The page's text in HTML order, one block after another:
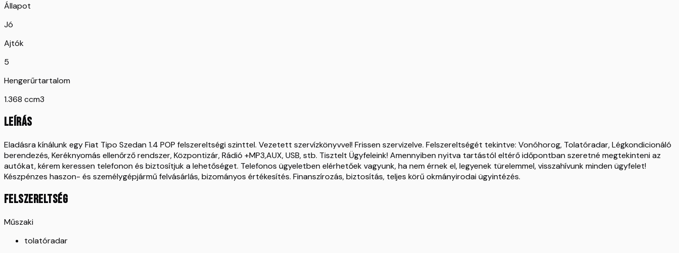
Állapot
Jó
Ajtók
5
Hengerűrtartalom
1.368 ccm3
LEÍRÁS
Eladásra kínálunk egy Fiat Tipo Szedan 1.4 POP felszereltségi szinttel. Vezetett szervízkönyvvel! Frissen szervizelve. Felszereltségét tekintve: Vonóhorog, Tolatóradar, Légkondicionáló
berendezés, Keréknyomás ellenőrző rendszer, Központizár, Rádió +MP3,AUX, USB, stb. Tisztelt Ügyfeleink! Amennyiben nyitva tartástól eltérő időpontban szeretné megtekinteni az
autókat, kérem keressen telefonon és biztosítjuk a lehetőséget. Telefonos ügyeletben elérhetőek vagyunk, ha nem érnek el, legyenek türelemmel, visszahívunk minden ügyfelet!
Készpénzes haszon- és személygépjármű felvásárlás, bizományos értékesítés. Finanszírozás, biztosítás, teljes körű okmányirodai ügyintézés.
FELSZERELTSÉG
Műszaki
tolatóradar